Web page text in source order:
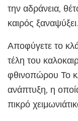
την αδράνεια,
καιρός ξαναψύξει.
Αποφύγετε το
τέλη του
φθινοπώρου Το
ανάπτυξη, η
πικρό